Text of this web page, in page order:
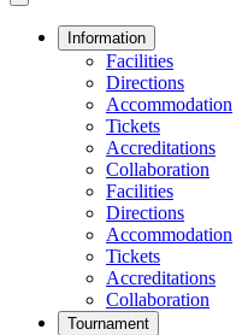
Information
Facilities
Directions
Accommodation
Tickets
Accreditations
Collaboration
Facilities
Directions
Accommodation
Tickets
Accreditations
Collaboration
Tournament